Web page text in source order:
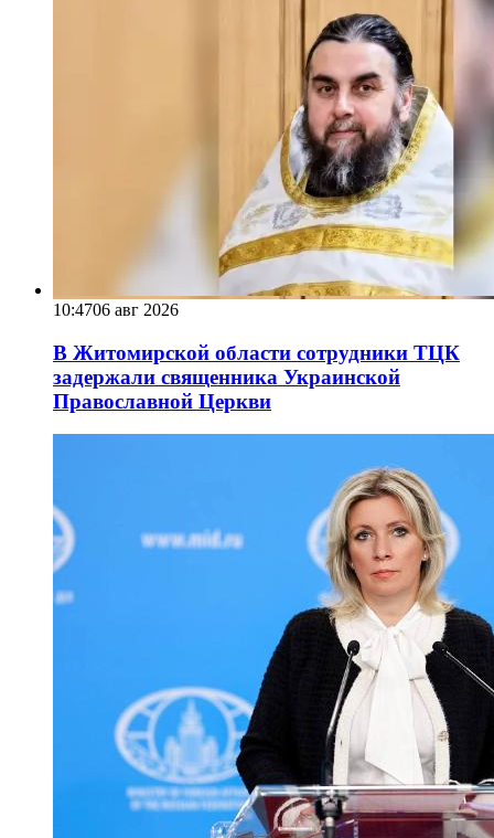
10:4706 авг 2026
В Житомирской области сотрудники ТЦК
задержали священника Украинской
Православной Церкви